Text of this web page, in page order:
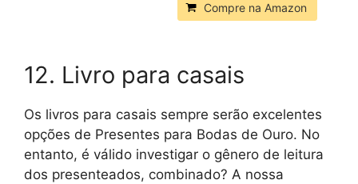
Compre na Amazon
12. Livro para casais
Os livros para casais sempre serão excelentes
opções de Presentes para Bodas de Ouro. No
entanto, é válido investigar o gênero de leitura
dos presenteados, combinado? A nossa